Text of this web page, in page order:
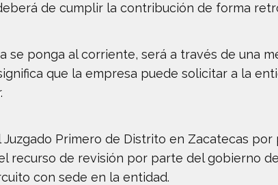
de cumplir la contribución de forma
se ponga al corriente, será a través de una
que la empresa puede solicitar a la
Primero de Distrito en Zacatecas
recurso de revisión por parte del gobierno
con sede en la entidad.